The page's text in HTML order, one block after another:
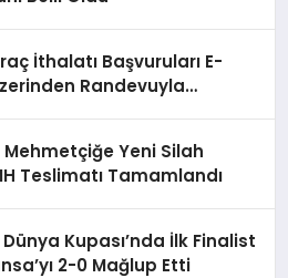
İthalatı Başvuruları E-
Randevuyla
Mehmetçiğe Yeni Silah
Teslimatı Tamamlandı
Kupası’nda İlk Finalist
2-0 Mağlup Etti